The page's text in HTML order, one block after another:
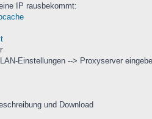
IP rausbekommt:
Einstellungen --> Proxyserver
und Download